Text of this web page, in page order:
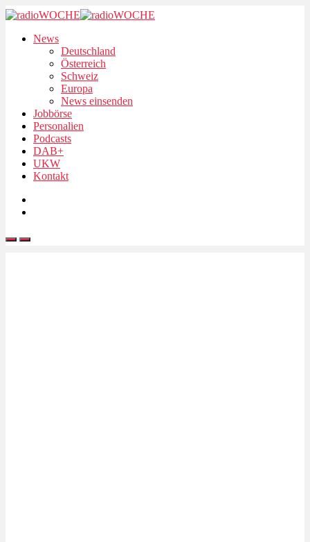
News
Deutschland
Österreich
Schweiz
Europa
News einsenden
Jobbörse
Personalien
Podcasts
DAB+
UKW
Kontakt